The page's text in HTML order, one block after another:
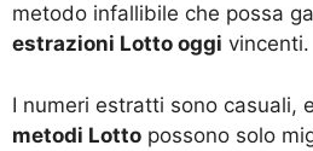
metodo infallibile che possa
estrazioni Lotto oggi vincenti.
I numeri estratti sono casuali,
metodi Lotto possono solo